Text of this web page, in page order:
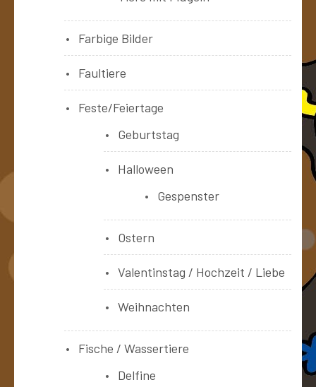
Farbige Bilder
Faultiere
Feste/Feiertage
Geburtstag
Halloween
Gespenster
Ostern
Valentinstag / Hochzeit / Liebe
Weihnachten
Fische / Wassertiere
Delfine